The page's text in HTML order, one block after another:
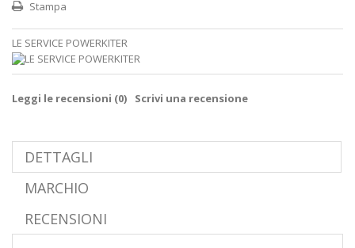
Stampa
LE SERVICE POWERKITER
Leggi le recensioni (0) Scrivi una recensione
DETTAGLI
MARCHIO
RECENSIONI